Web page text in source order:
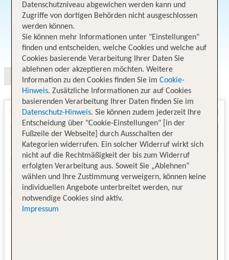
Angebotsauswahl
Datenschutzniveau abgewichen werden kann und
Zugriffe von dortigen Behörden nicht ausgeschlossen
werden können.
Sie können mehr Informationen unter "Einstellungen"
finden und entscheiden, welche Cookies und welche auf
Cookies basierende Verarbeitung Ihrer Daten Sie
ablehnen oder akzeptieren möchten. Weitere
Information zu den Cookies finden Sie im Cookie-
Hinweis. Zusätzliche Informationen zur auf Cookies
basierenden Verarbeitung Ihrer Daten finden Sie im
Datenschutz-Hinweis. Sie können zudem jederzeit Ihre
Entscheidung über "Cookie-Einstellungen" [in der
Fußzeile der Webseite] durch Ausschalten der
Kategorien widerrufen. Ein solcher Widerruf wirkt sich
nicht auf die Rechtmäßigkeit der bis zum Widerruf
erfolgten Verarbeitung aus. Soweit Sie „Ablehnen“
wählen und Ihre Zustimmung verweigern, können keine
individuellen Angebote unterbreitet werden, nur
notwendige Cookies sind aktiv.
Impressum